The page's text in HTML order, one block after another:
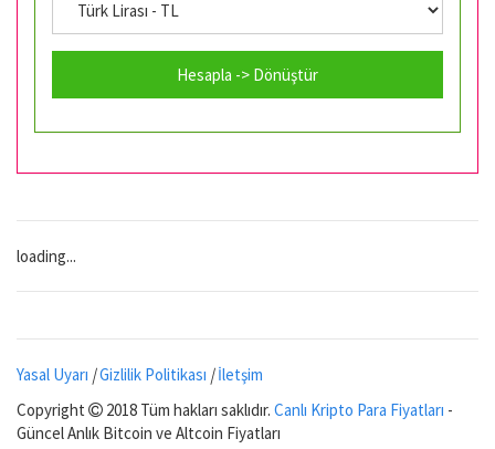
Hesapla -> Dönüştür
loading...
Yasal Uyarı |Gizlilik Politikası |İletşim
Copyright
2018 Tüm hakları saklıdır. Canlı Kripto Para Fiyatları -
Güncel Anlık Bitcoin ve Altcoin Fiyatları